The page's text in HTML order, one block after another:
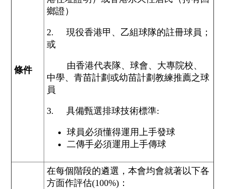
條件
鄉證）
2. 現役香港甲、乙組球隊的註冊球員；
或
由香港代表隊、球會、大專院校、
中學、青苗計劃或幼苗計劃教練推薦之球
員
3. 具備甄選排球技術標準:
球員必須懂得運用上手發球
二傳手必須運用上手傳球
在每個階段的遴選，本會均會就著以下各
方面作評估(100%)：